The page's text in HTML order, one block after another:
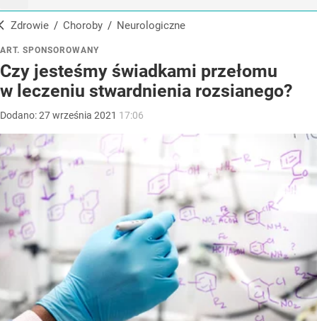
Zdrowie / Choroby / neurologiczne
ART. SPONSOROWANY
Czy jesteśmy świadkami przełomu
w leczeniu stwardnienia rozsianego?
Dodano:27września 2021 17:06